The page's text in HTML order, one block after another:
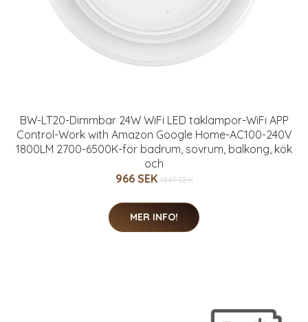
BW-LT20-Dimmbar 24W WiFi LED taklampor-WiFi APP
Control-Work with Amazon Google Home-AC100-240V
1800LM 2700-6500K-för badrum, sovrum, balkong, kök
och
966 SEK 1547 SEK
MER INFO!